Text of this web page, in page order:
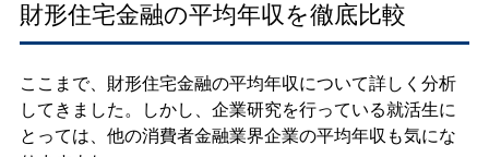
財形住宅金融の平均年収を徹底比較
ここまで、財形住宅金融の平均年収について詳しく分析
してきました。しかし、企業研究を行っている就活生に
とっては、他の消費者金融業界企業の平均年収も気にな